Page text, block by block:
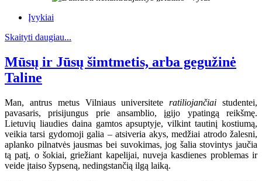
Įvykiai
Skaityti daugiau...
Mūsų ir Jūsų šimtmetis, arba gegužinė
Taline
Man, antrus metus Vilniaus universiteteratiliojančiai studentei,
pavasaris, prisijungus prie ansamblio, įgijo ypatingą reikšmę.
Lietuvių liaudies daina gamtos apsuptyje, vilkint tautinį kostiumą,
veikia tarsi gydomoji galia – atsiveria akys, medžiai atrodo žalesni,
aplanko pilnatvės jausmas bei suvokimas, jog šalia stovintys jaučia
tą patį, o šokiai, griežiant kapelijai, nuveja kasdienes problemas ir
veide įtaiso šypseną, nedingstančią ilgą laiką.